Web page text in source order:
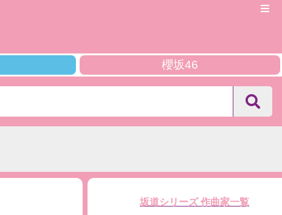
櫻坂46
坂道シリーズ 作曲家一覧